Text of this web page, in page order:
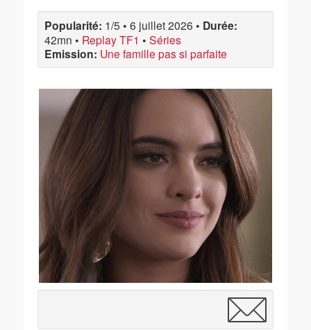
Popularité: 1/5 • 6 juillet 2026 • Durée:
42mn • Replay TF1 • Séries
Emission: Une famille pas si parfaite